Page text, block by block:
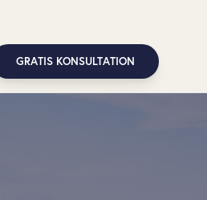
GRATIS KONSULTATION